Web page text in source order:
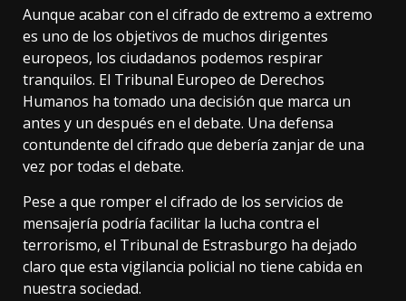
Aunque acabar con el cifrado de extremo a extremo
es uno de los objetivos de muchos dirigentes
europeos, los ciudadanos podemos respirar
tranquilos. El Tribunal Europeo de Derechos
Humanos ha tomado una decisión que marca un
antes y un después en el debate. Una defensa
contundente del cifrado que debería zanjar de una
vez por todas el debate.
Pese a que romper el cifrado de los servicios de
mensajería podría facilitar la lucha contra el
terrorismo, el Tribunal de Estrasburgo ha dejado
claro que esta vigilancia policial no tiene cabida en
nuestra sociedad.